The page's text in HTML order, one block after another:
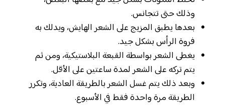
وذلك حتى تتجانس.
بعدها يطبق المزيج على الشعر الهايش، ويدلك به
فروة الرأس بشكل جيد.
يغطى الشعر بواسطة القبعة البلاستيكية، ومن ثم
يتم تركه على الشعر لمدة ساعتين على الأقل.
وبعد ذلك يتم غسل الشعر بالطريقة العادية، وتكرر
الطريقة مرة واحدة فقط في الأسبوع.